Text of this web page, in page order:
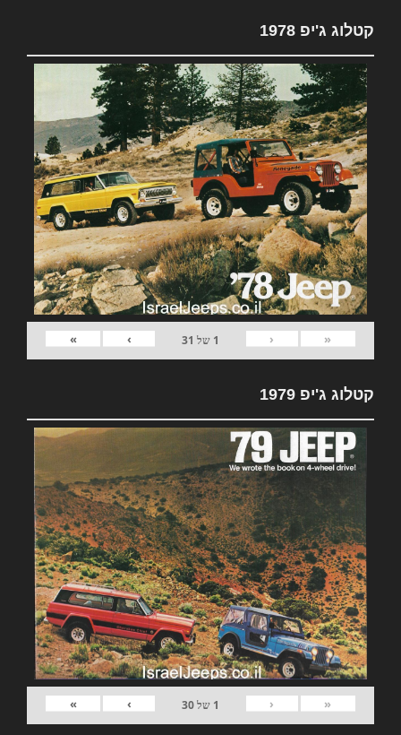
קטלוג ג'יפ 1978
«
‹
1 של 31
›
»
קטלוג ג'יפ 1979
«
‹
1 של30
›
»